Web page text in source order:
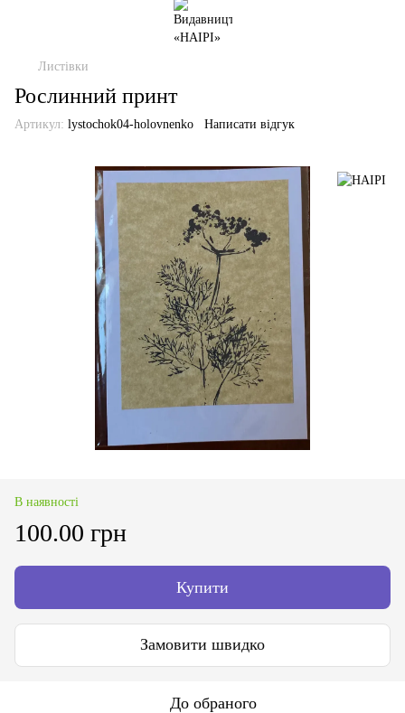
Листівки
Рослинний принт
Артикул: lystochok04-holovnenko Написати відгук
В наявності
100.00 грн
Купити
Замовити швидко
До обраного